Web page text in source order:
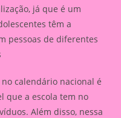
já que é um
têm a
pessoas de diferentes
calendário nacional é
que a escola tem no
Além disso, nessa